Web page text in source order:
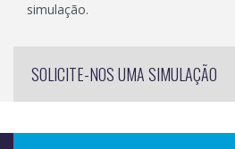
simulação.
SOLICITE-NOS UMA SIMULAÇÃO